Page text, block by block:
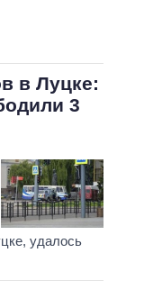
в Луцке:
3
удалось